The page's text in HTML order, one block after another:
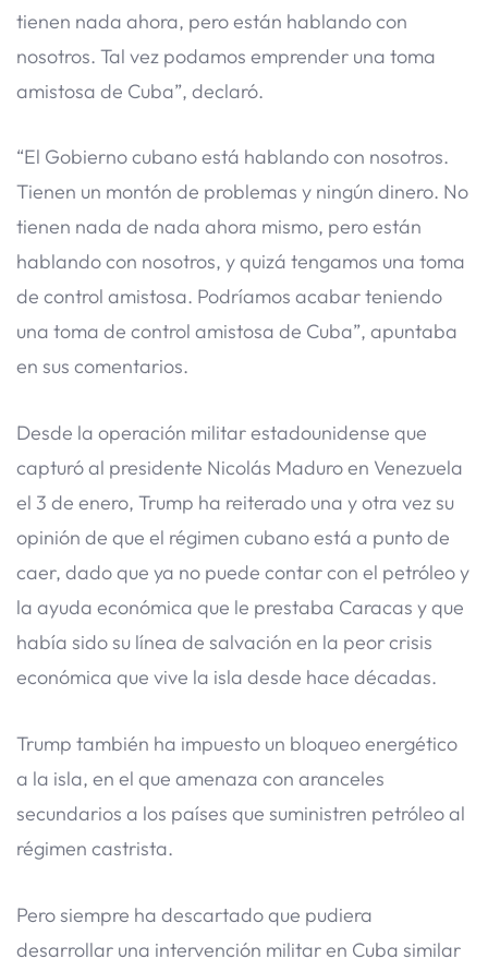
tienen nada ahora, pero están hablando con
nosotros. Tal vez podamos emprender una toma
amistosa de Cuba”, declaró.
“El Gobierno cubano está hablando con nosotros.
Tienen un montón de problemas y ningún dinero. No
tienen nada de nada ahora mismo, pero están
hablando con nosotros, y quizá tengamos una toma
de control amistosa. Podríamos acabar teniendo
una toma de control amistosa de Cuba”, apuntaba
en sus comentarios.
Desde la operación militar estadounidense que
capturó al presidente Nicolás Maduro en Venezuela
el 3 de enero, Trump ha reiterado una y otra vez su
opinión de que el régimen cubano está a punto de
caer, dado que ya no puede contar con el petróleo y
la ayuda económica que le prestaba Caracas y que
había sido su línea de salvación en la peor crisis
económica que vive la isla desde hace décadas.
Trump también ha impuesto un bloqueo energético
a la isla, en el que amenaza con aranceles
secundarios a los países que suministren petróleo al
régimen castrista.
Pero siempre ha descartado que pudiera
desarrollar una intervención militar en Cuba similar